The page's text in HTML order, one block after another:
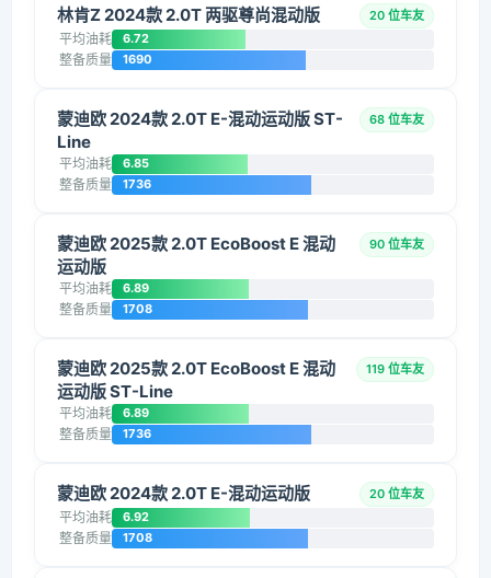
林肯Z 2024款 2.0T 两驱尊尚混动版 20 位车友
平均油耗 6.72
整备质量 1690
蒙迪欧 2024款 2.0T E-混动运动版 ST-
Line
68 位车友
平均油耗 6.85
整备质量 1736
蒙迪欧 2025款 2.0T EcoBoost E 混动
运动版
90 位车友
平均油耗 6.89
整备质量 1708
蒙迪欧 2025款 2.0T EcoBoost E 混动
运动版 ST-Line
119 位车友
平均油耗 6.89
整备质量 1736
蒙迪欧 2024款 2.0T E-混动运动版 20 位车友
平均油耗 6.92
整备质量 1708